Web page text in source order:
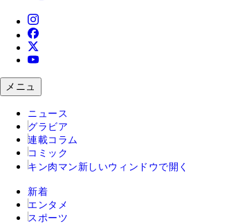
メニュ
ニュース
グラビア
連載コラム
コミック
キン肉マン 新しいウィンドウで開く
新着
エンタメ
スポーツ